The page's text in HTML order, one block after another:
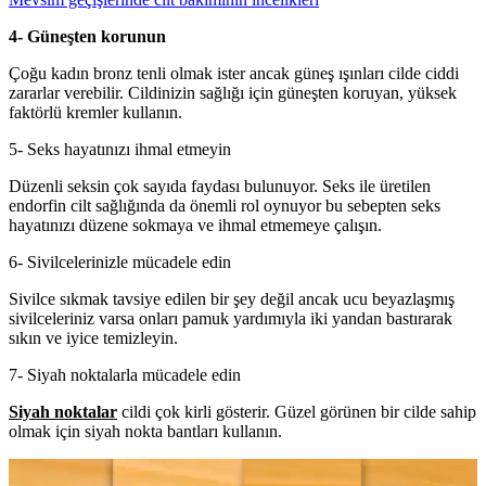
4- Güneşten korunun
Çoğu kadın bronz tenli olmak ister ancak güneş ışınları cilde ciddi
zararlar verebilir. Cildinizin sağlığı için güneşten koruyan, yüksek
faktörlü kremler kullanın.
5- Seks hayatınızı ihmal etmeyin
Düzenli seksin çok sayıda faydası bulunuyor. Seks ile üretilen
endorfin cilt sağlığında da önemli rol oynuyor bu sebepten seks
hayatınızı düzene sokmaya ve ihmal etmemeye çalışın.
6- Sivilcelerinizle mücadele edin
Sivilce sıkmak tavsiye edilen bir şey değil ancak ucu beyazlaşmış
sivilceleriniz varsa onları pamuk yardımıyla iki yandan bastırarak
sıkın ve iyice temizleyin.
7- Siyah noktalarla mücadele edin
Siyah noktalar cildi çok kirli gösterir. Güzel görünen bir cilde sahip
olmak için siyah nokta bantları kullanın.